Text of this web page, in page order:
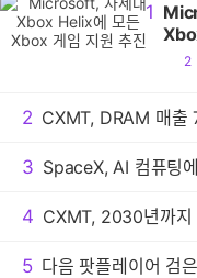
1
공
2
2
3
4
5 다음 팟플레이어 검